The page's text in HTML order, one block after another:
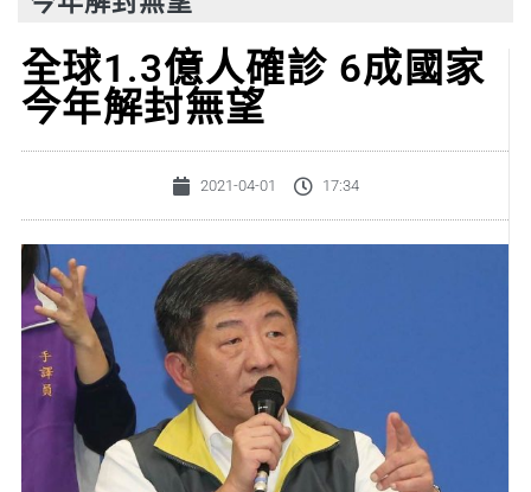
全球1.3億人確診 6成國家
今年解封無望
2021-04-01 17:34